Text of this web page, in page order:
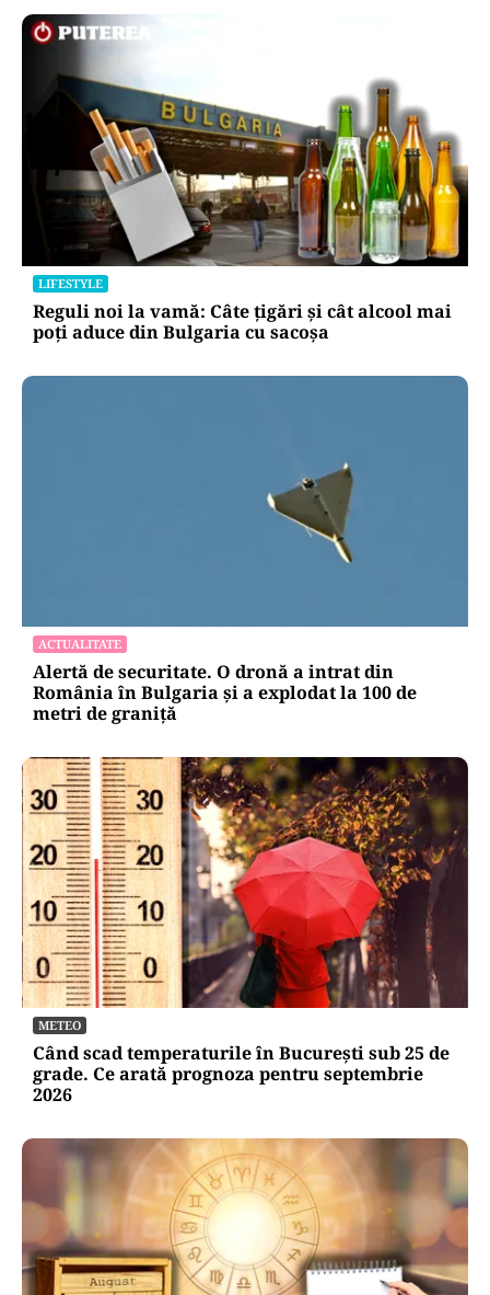
LIFESTYLE
Reguli noi la vamă: Câte țigări și cât alcool mai
poți aduce din Bulgaria cu sacoșa
ACTUALITATE
Alertă de securitate. O dronă a intrat din
România în Bulgaria şi a explodat la 100 de
metri de graniţă
METEO
Când scad temperaturile în București sub 25 de
grade. Ce arată prognoza pentru septembrie
2026